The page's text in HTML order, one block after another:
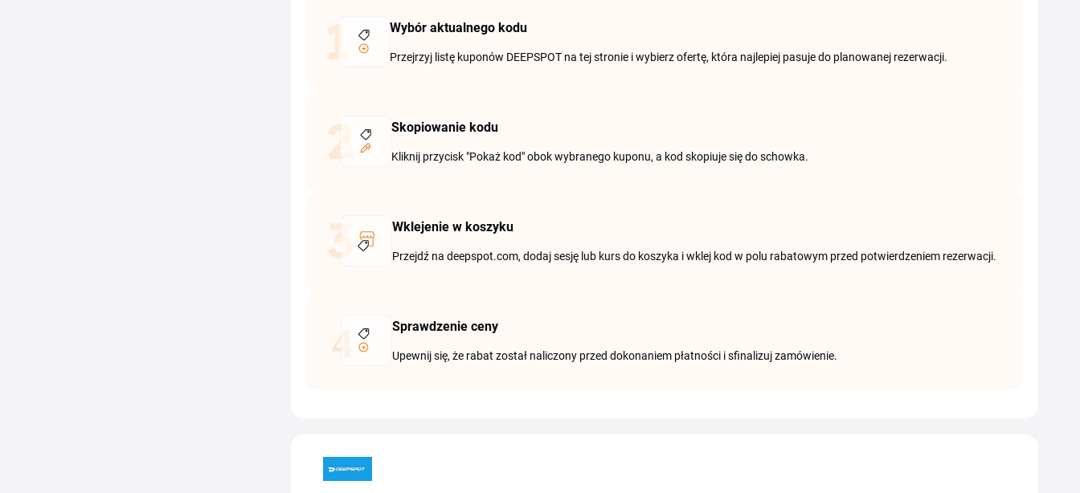
Wybór aktualnego kodu
Przejrzyj listę kuponów DEEPSPOT na tej stronie i wybierz ofertę, która najlepiej pasuje do planowanej rezerwacji.
Skopiowanie kodu
Kliknij przycisk "Pokaż kod" obok wybranego kuponu, a kod skopiuje się do schowka.
Wklejenie w koszyku
Przejdź na deepspot.com, dodaj sesję lub kurs do koszyka i wklej kod w polu rabatowym przed potwierdzeniem rezerwacji.
Sprawdzenie ceny
Upewnij się, że rabat został naliczony przed dokonaniem płatności i sfinalizuj zamówienie.